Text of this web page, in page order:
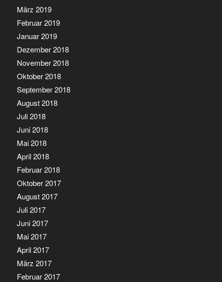
März 2019
Februar 2019
Januar 2019
Dezember 2018
November 2018
Oktober 2018
September 2018
August 2018
Juli 2018
Juni 2018
Mai 2018
April 2018
Februar 2018
Oktober 2017
August 2017
Juli 2017
Juni 2017
Mai 2017
April 2017
März 2017
Februar 2017